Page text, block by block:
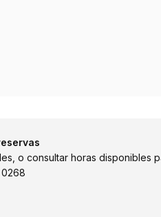
o consultar horas disponibles